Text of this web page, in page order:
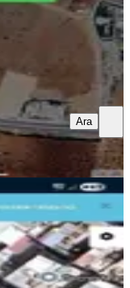
Ara
Ruhsata Uygun